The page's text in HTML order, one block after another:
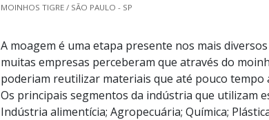
MOINHOS TIGRE / SÃO PAULO - SP
A moagem é uma etapa presente nos mais
muitas empresas perceberam que através do
poderiam reutilizar materiais que até pouco tempo
Os principais segmentos da indústria que utilizam
Indústria alimentícia; Agropecuária; Química;